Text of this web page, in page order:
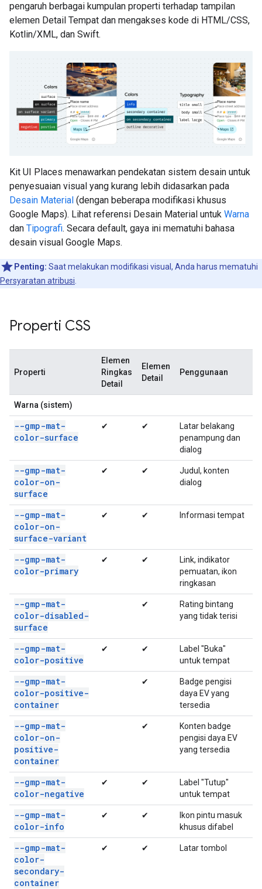
pengaruh berbagai kumpulan properti terhadap tampilan
elemen Detail Tempat dan mengakses kode di HTML/CSS,
Kotlin/XML, dan Swift.
Kit UI Places menawarkan pendekatan sistem desain untuk
penyesuaian visual yang kurang lebih didasarkan pada
Desain Material (dengan beberapa modifikasi khusus
Google Maps). Lihat referensi Desain Material untuk Warna
dan Tipografi. Secara default, gaya ini mematuhi bahasa
desain visual Google Maps.
Penting: Saat melakukan modifikasi visual, Anda harus mematuhi
Persyaratan atribusi
Properti CSS
Properti
Elemen
Ringkas
Detail
Elemen
Detail
Penggunaan
Warna (sistem)
--gmp-mat-
color-surface
✔ ✔
Latar belakang
penampung dan
dialog
--gmp-mat-
color-on-
surface
✔ ✔
Judul, konten
dialog
--gmp-mat-
color-on-
surface-variant
✔ ✔ Informasi tempat
--gmp-mat-
color-primary
✔ ✔
Link, indikator
pemuatan, ikon
ringkasan
--gmp-mat-
color-disabled-
surface
✔
Rating bintang
yang tidak terisi
--gmp-mat-
color-positive
✔ ✔
Label "Buka"
untuk tempat
--gmp-mat-
color-positive-
container
✔
Badge pengisi
daya EV yang
tersedia
--gmp-mat-
color-on-
positive-
container
✔
Konten badge
pengisi daya EV
yang tersedia
--gmp-mat-
color-negative
✔ ✔
Label "Tutup"
untuk tempat
--gmp-mat-
color-info
✔ ✔
Ikon pintu masuk
khusus difabel
--gmp-mat-
color-
secondary-
container
✔ ✔ Latar tombol